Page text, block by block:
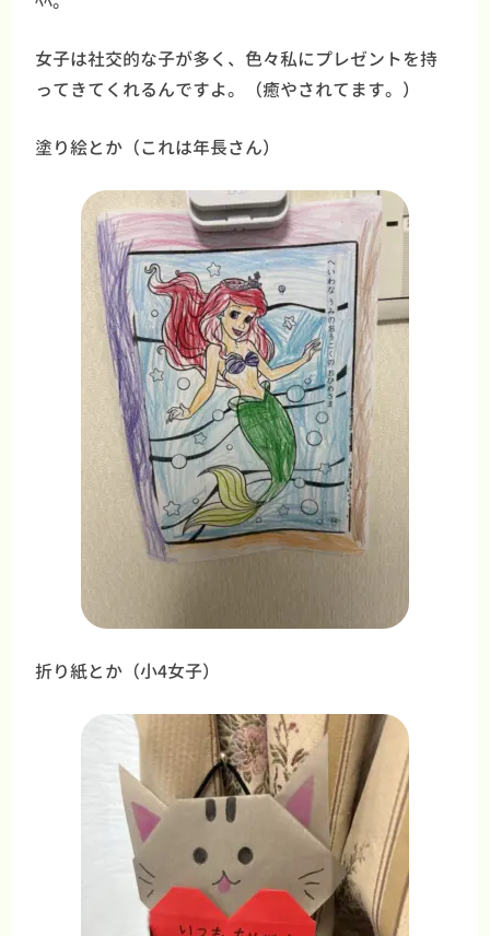
女子は社交的な子が多く、色々私にプレゼントを持
ってきてくれるんですよ。（癒やされてます。）
塗り絵とか（これは年長さん）
折り紙とか（小4女子）